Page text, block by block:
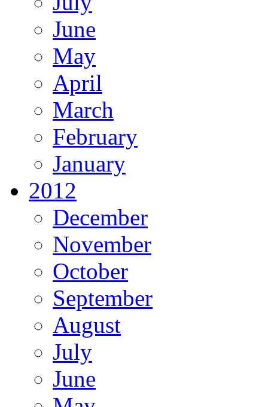
June
May
April
March
February
January
2012
December
November
October
September
August
July
June